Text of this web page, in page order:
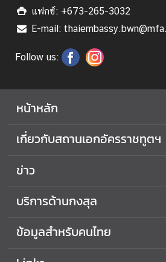
แฟกซ์: +673-265-3032
E-mail:
Follow us:
หน้าหลัก
เกี่ยวกับสถานเอกอัครราชทูตฯ
ข่าว
บริการด้านกงสุล
ข้อมูลสำหรับคนไทย